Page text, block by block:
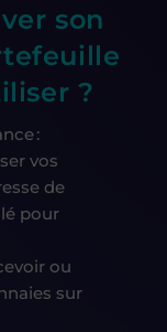
son
?
:
vos
de
pour
ou
sur